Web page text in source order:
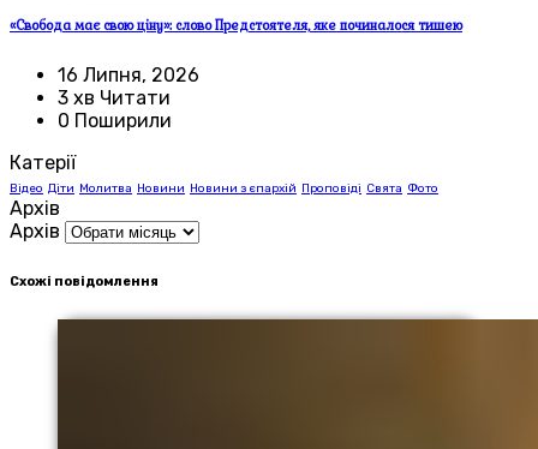
«Свобода має свою ціну»: слово Предстоятеля, яке починалося тишею
16 Липня, 2026
3 хв Читати
0 Поширили
Катерії
Відео Діти Молитва Новини Новини з єпархій Проповіді Свята Фото
Архів
Архів
Схожі повідомлення